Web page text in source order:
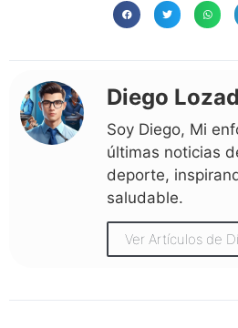
Diego
Soy Diego, Mi
últimas noticias
deporte,
saludable.
Ver Artículos de